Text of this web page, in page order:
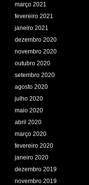
março 2021
fevereiro 2021
janeiro 2021
dezembro 2020
novembro 2020
outubro 2020
setembro 2020
agosto 2020
julho 2020
maio 2020
abril 2020
março 2020
fevereiro 2020
janeiro 2020
dezembro 2019
novembro 2019